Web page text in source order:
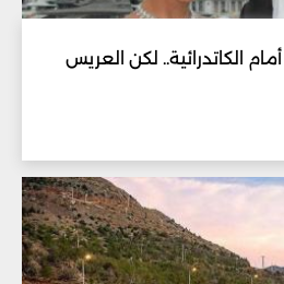
أمام الكاتدرائية.. لكن العريس